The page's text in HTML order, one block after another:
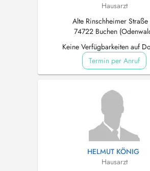
Hausarzt
Alte Rinschheimer Straße
74722 Buchen
Keine Verfügbarkeiten auf
Termin per Anruf
HELMUT KÖNIG
Hausarzt